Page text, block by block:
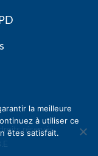
réservés
la meilleure
à utiliser ce
êtes satisfait.